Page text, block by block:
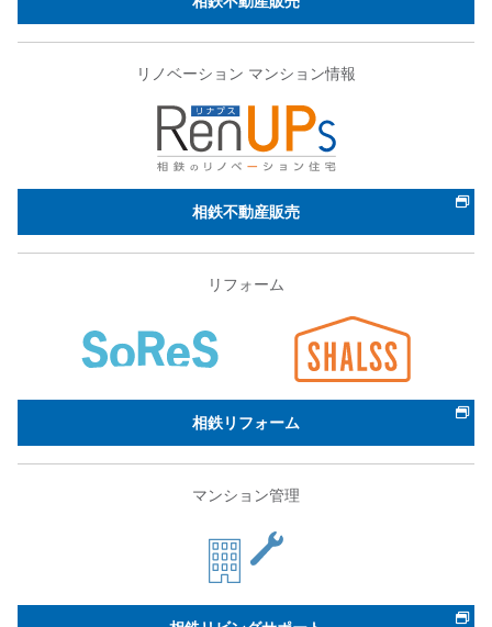
リノベーション マンション情報
相鉄不動産販売
リフォーム
相鉄リフォーム
マンション管理